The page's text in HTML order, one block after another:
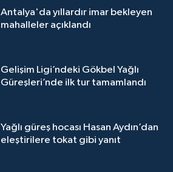
Antalya'da yıllardır imar bekleyen
mahalleler açıklandı
Gelişim Ligi’ndeki Gökbel Yağlı
Güreşleri’nde ilk tur tamamlandı
Yağlı güreş hocası Hasan Aydın’dan
eleştirilere tokat gibi yanıt